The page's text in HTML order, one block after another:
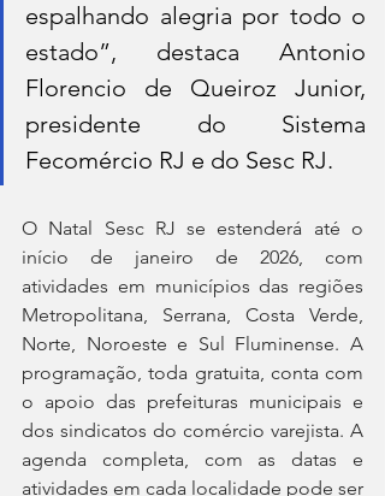
espalhando alegria por todo o
estado”, destaca Antonio
Florencio de Queiroz Junior,
presidente do Sistema
Fecomércio RJ e do Sesc RJ.
O Natal Sesc RJ se estenderá até o
início de janeiro de 2026, com
atividades em municípios das regiões
Metropolitana, Serrana, Costa Verde,
Norte, Noroeste e Sul Fluminense. A
programação, toda gratuita, conta com
o apoio das prefeituras municipais e
dos sindicatos do comércio varejista. A
agenda completa, com as datas e
atividades em cada localidade pode ser